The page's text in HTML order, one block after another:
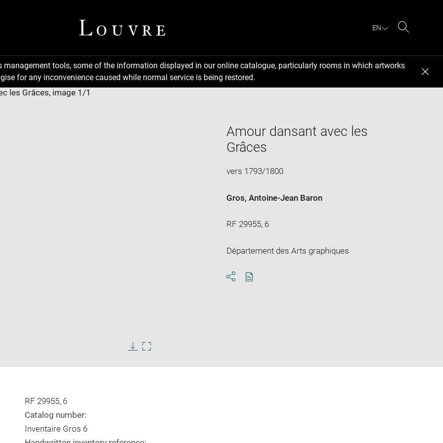
EN
management tools, some of the information displayed in our online catalogue, particularly rooms in which artworks
for any inconvenience caused while normal service is being restored.
new
imageimage
Amour dansant avec les
Grâces
vers 1793/1800
Gros, Antoine-Jean Baron
RF 29955, 6
Département des Arts graphiques
RF 29955, 6
Catalog number:
Inventaire Gros 6